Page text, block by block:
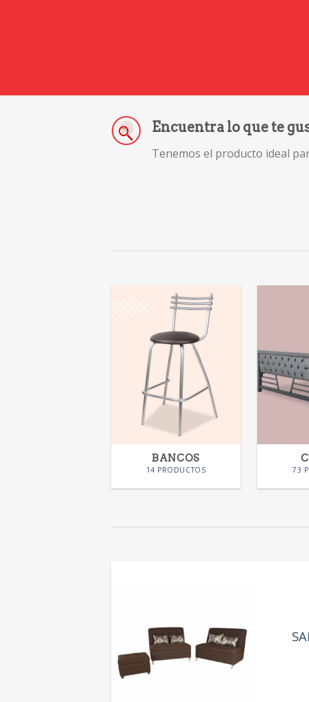
Encuentra lo que te
Tenemos el producto ideal
BANCOS
14 PRODUCTOS 73